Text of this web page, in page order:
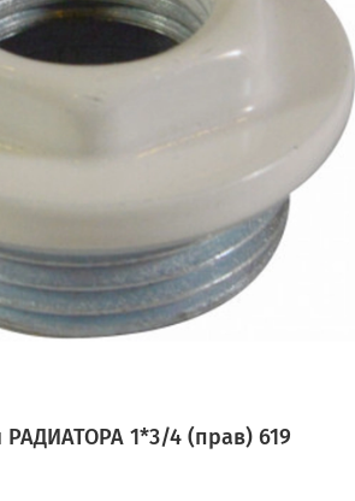
1*3/4 (прав) 619